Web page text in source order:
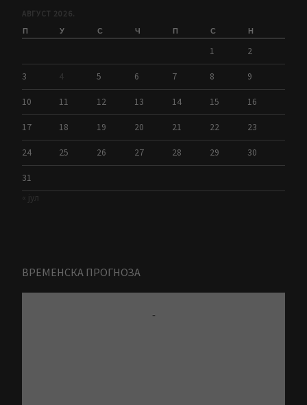
АВГУСТ 2026.
П У С Ч П С Н
1 2
3 4 5 6 7 8 9
10 11 12 13 14 15 16
17 18 19 20 21 22 23
24 25 26 27 28 29 30
31
« јул
ВРЕМЕНСКА ПРОГНОЗА
-